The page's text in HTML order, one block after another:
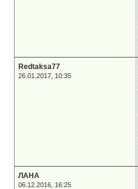
Redtaksa77
26.01.2017, 10:35
ЛАНА
06.12.2016, 16:25